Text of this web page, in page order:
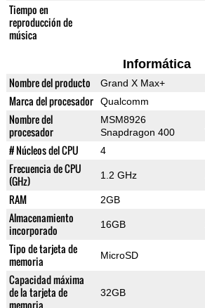
Tiempo en
reproducción de
música
Informática
Nombre del producto Grand X Max+
Marca del procesador Qualcomm
Nombre del
procesador
MSM8926
Snapdragon 400
# Núcleos del CPU 4
Frecuencia de CPU
(GHz)
1.2 GHz
RAM 2GB
Almacenamiento
incorporado
16GB
Tipo de tarjeta de
memoria
MicroSD
Capacidad máxima
de la tarjeta de
memoria
32GB